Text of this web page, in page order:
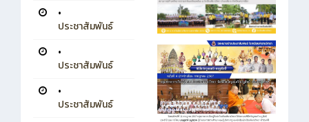
•
ประชาสัมพันธ์
•
ประชาสัมพันธ์
•
ประชาสัมพันธ์